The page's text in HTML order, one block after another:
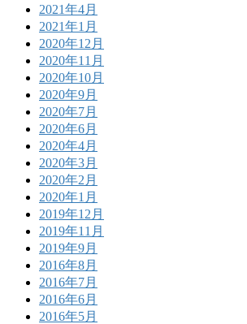
2021年4月
2021年1月
2020年12月
2020年11月
2020年10月
2020年9月
2020年7月
2020年6月
2020年4月
2020年3月
2020年2月
2020年1月
2019年12月
2019年11月
2019年9月
2016年8月
2016年7月
2016年6月
2016年5月